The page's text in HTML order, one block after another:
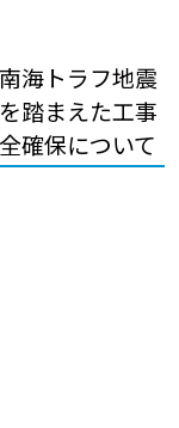
海トラフ地震
踏まえた工事
確保について